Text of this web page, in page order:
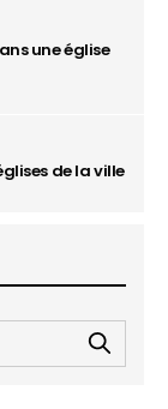
une église
de la ville